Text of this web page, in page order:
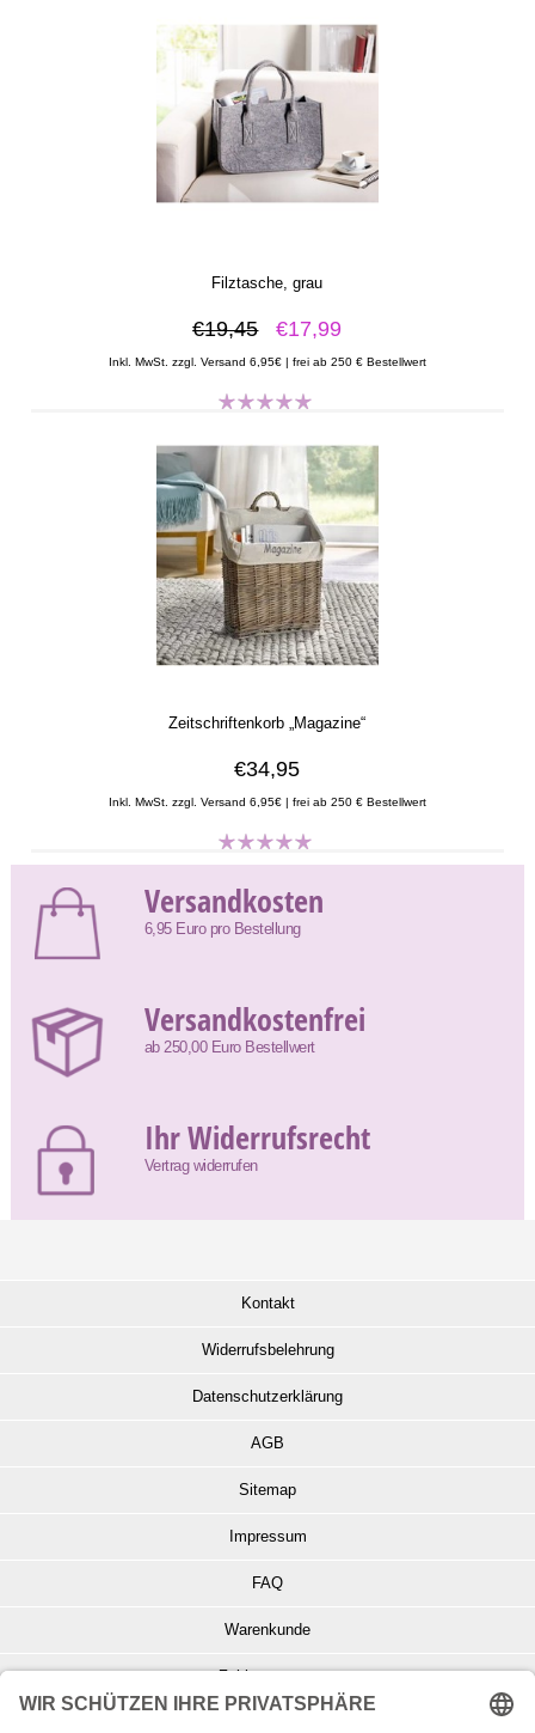
Filztasche, grau
€19,45 €17,99
Inkl. MwSt. zzgl. Versand 6,95€ | frei ab 250 € Bestellwert
Zeitschriftenkorb „Magazine“
€34,95
Inkl. MwSt. zzgl. Versand 6,95€ | frei ab 250 € Bestellwert
Versandkosten
6,95 Euro pro Bestellung
Versandkostenfrei
ab 250,00 Euro Bestellwert
Ihr Widerrufsrecht
Vertrag widerrufen
Kontakt
Widerrufsbelehrung
Datenschutzerklärung
AGB
Sitemap
Impressum
FAQ
Warenkunde
Zahlungsarten